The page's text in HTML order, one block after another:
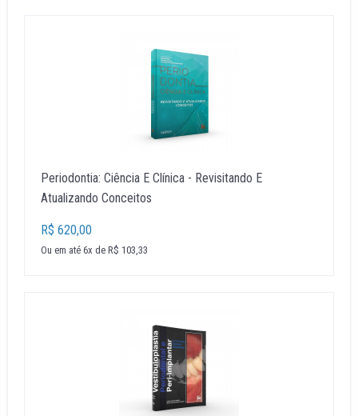
Periodontia: Ciência E Clínica - Revisitando E
Atualizando Conceitos
R$ 620,00
Ou em até 6x de R$ 103,33